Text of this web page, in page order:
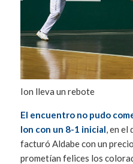
Ion lleva un rebote
El encuentro no pudo
Ion con un 8-1 inicial , en
facturó Aldabe con un
prometían felices los